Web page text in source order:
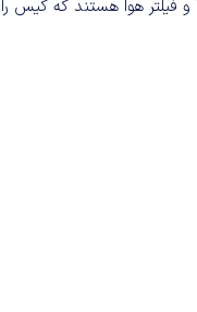
و فیلتر هوا هستند که کیس